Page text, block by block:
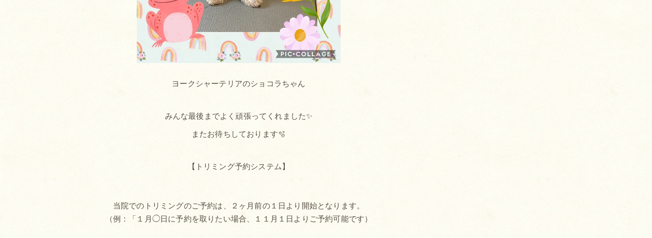
ヨークシャーテリアのショコラちゃん
みんな最後までよく頑張ってくれました✨
またお待ちしております🫧
【トリミング予約システム】
当院でのトリミングのご予約は、２ヶ月前の１日より開始となります。
（例：「１月◯日に予約を取りたい場合、１１月１日よりご予約可能です）